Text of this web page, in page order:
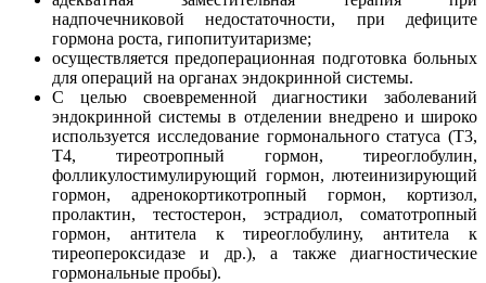
надпочечниковой недостаточности, при дефиците
гормона роста, гипопитуитаризме;
осуществляется предоперационная подготовка больных
для операций на органах эндокринной системы.
С целью своевременной диагностики заболеваний
эндокринной системы в отделении внедрено и широко
используется исследование гормонального статуса (Т3,
Т4, тиреотропный гормон, тиреоглобулин,
фолликулостимулирующий гормон, лютеинизирующий
гормон, адренокортикотропный гормон, кортизол,
пролактин, тестостерон, эстрадиол, соматотропный
гормон, антитела к тиреоглобулину, антитела к
тиреопероксидазе и др.), а также диагностические
гормональные пробы).